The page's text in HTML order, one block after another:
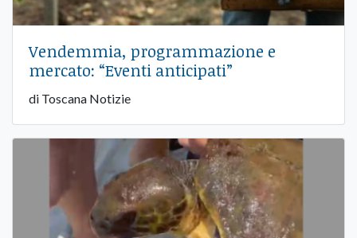
Vendemmia, programmazione e
mercato: “Eventi anticipati”
di Toscana Notizie